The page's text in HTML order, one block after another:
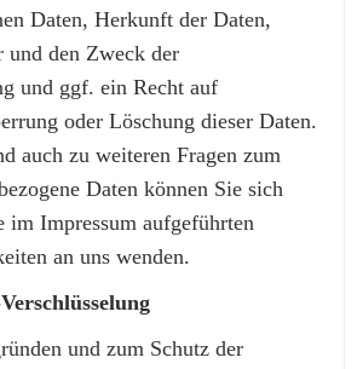
Daten, Herkunft der Daten,
und den Zweck der
und ggf. ein Recht auf
oder Löschung dieser Daten.
auch zu weiteren Fragen zum
Daten können Sie sich
im Impressum aufgeführten
an uns wenden.
und zum Schutz der